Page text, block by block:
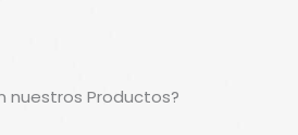
nuestros Productos?